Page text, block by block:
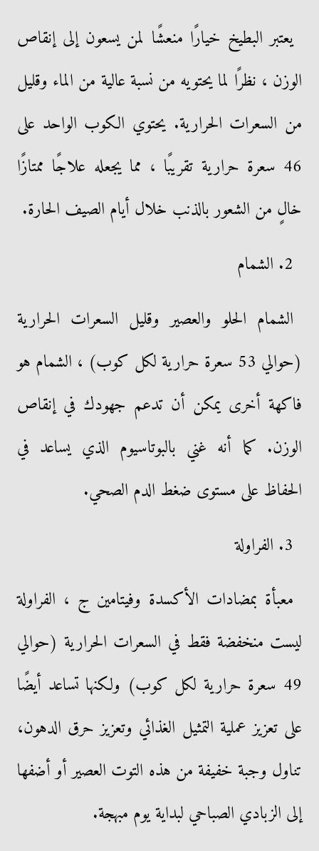
يعتبر البطيخ خيارًا منعشًا لمن يسعون إلى إنقاص
الوزن ، نظرًا لما يحتويه من نسبة عالية من الماء وقليل
من السعرات الحرارية. يحتوي الكوب الواحد على
46 سعرة حرارية تقريبًا ، مما يجعله علاجًا ممتازًا
خالٍ من الشعور بالذنب خلال أيام الصيف الحارة.
2. الشمام
الشمام الحلو والعصير وقليل السعرات الحرارية
(حوالي 53 سعرة حرارية لكل كوب) ، الشمام هو
فاكهة أخرى يمكن أن تدعم جهودك في إنقاص
الوزن. كما أنه غني بالبوتاسيوم الذي يساعد في
الحفاظ على مستوى ضغط الدم الصحي.
3. الفراولة
معبأة بمضادات الأكسدة وفيتامين ج ، الفراولة
ليست منخفضة فقط في السعرات الحرارية (حوالي
49 سعرة حرارية لكل كوب) ولكنها تساعد أيضًا
على تعزيز عملية التمثيل الغذائي وتعزيز حرق الدهون،
تناول وجبة خفيفة من هذه التوت العصير أو أضفها
إلى الزبادي الصباحي لبداية يوم مبهجة.